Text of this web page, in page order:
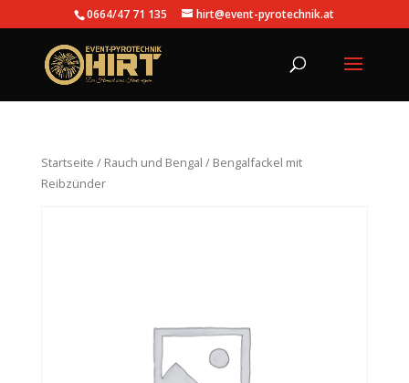
0664/47 71 135 hirt@event-pyrotechnik.at
Startseite / Rauch und Bengal / Bengalfackel mit
Reibzünder